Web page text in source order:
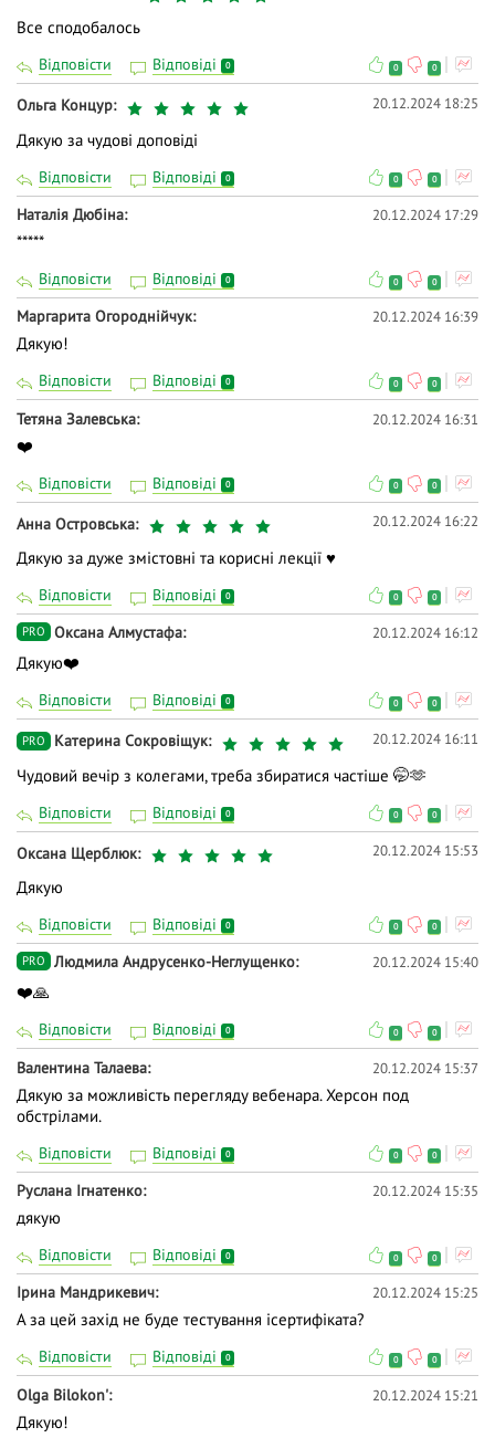
Все сподобалось
Відповісти Відповіді 0 0 0
Ольга Концур 20.12.2024 18:25
Дякую за чудові доповіді
Відповісти Відповіді 0 0 0
Наталія Дюбіна 20.12.2024 17:29
*****
Відповісти Відповіді 0 0 0
Маргарита Огороднійчук 20.12.2024 16:39
Дякую!
Відповісти Відповіді 0 0 0
Тетяна Залевська 20.12.2024 16:31
❤️
Відповісти Відповіді 0 0 0
Анна Островська 20.12.2024 16:22
Дякую за дуже змістовні та корисні лекції ♥️
Відповісти Відповіді 0 0 0
PRO Оксана Алмустафа 20.12.2024 16:12
Дякую❤️
Відповісти Відповіді 0 0 0
PRO Катерина Сокровіщук 20.12.2024 16:11
Чудовий вечір з колегами, треба збиратися частіше 🤭🫶
Відповісти Відповіді 0 0 0
Оксана Щерблюк 20.12.2024 15:53
Дякую
Відповісти Відповіді 0 0 0
PRO Людмила Андрусенко-Неглущенко 20.12.2024 15:40
❤️🙏
Відповісти Відповіді 0 0 0
Валентина Талаева 20.12.2024 15:37
Дякую за можливість перегляду вебенара. Херсон под
обстрілами.
Відповісти Відповіді 0 0 0
Руслана Ігнатенко 20.12.2024 15:35
дякую
Відповісти Відповіді 0 0 0
Ірина Мандрикевич 20.12.2024 15:25
А за цей захід не буде тестування ісертифіката?
Відповісти Відповіді 0 0 0
Olga Bilokon' 20.12.2024 15:21
Дякую!